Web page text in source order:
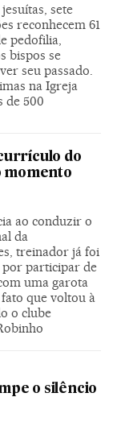
sete
reconhecem 61
pedofilia,
bispos se
seu passado.
na Igreja
de 500
do
momento
ao conduzir o
da
treinador já foi
por participar de
uma garota
fato que voltou à
o clube
o silêncio